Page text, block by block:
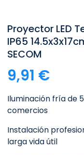
Proyector LED
IP65
SECOM
9,91 €
Iluminación fría de
comercios
Instalación
larga vida útil